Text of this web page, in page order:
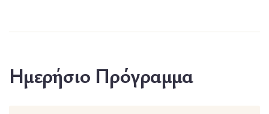
Ημερήσιο Πρόγραμμα